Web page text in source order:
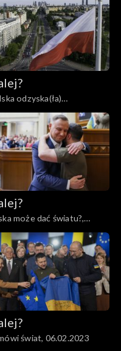
odzyska(ła)
28.02.2023
może dać światu?,
świat, 06.02.2023